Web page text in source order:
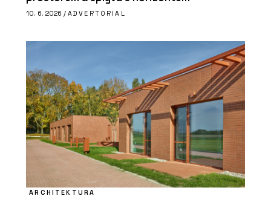
10. 6. 2026 / ADVERTORIAL
ARCHITEKTURA